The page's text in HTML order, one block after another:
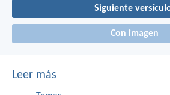
Siguiente
Con imagen
Leer más